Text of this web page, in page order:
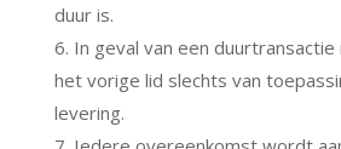
duur is.
6. In geval van een duurtransactie
het vorige lid slechts van
levering.